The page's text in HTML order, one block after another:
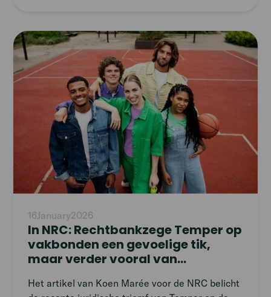
FNV and CNV, asserting that they do not have
the authority to represent the approximately
15,000 workers associated with the Temper
platform. This decision marks a two-year legal
battle where the unions sought to categorise
self-employed individuals as employees, a move
halted by the recent court ruling.
16January2026
In NRC: Rechtbankzege Temper op
vakbonden een gevoelige tik,
maar verder vooral van
Het artikel van Koen Marée voor de NRC belicht
Read
article